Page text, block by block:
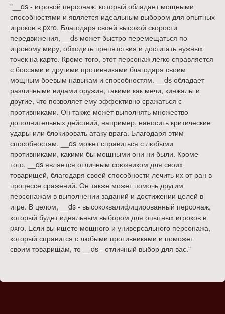
"__ds - игровой персонаж, который обладает мощными
способностями и является идеальным выбором для опытных
игроков в pxro. Благодаря своей высокой скорости
передвижения, __ds может быстро перемещаться по
игровому миру, обходить препятствия и достигать нужных
точек на карте. Кроме того, этот персонаж легко справляется
с боссами и другими противниками благодаря своим
мощным боевым навыкам и способностям. __ds обладает
различными видами оружия, такими как мечи, кинжалы и
другие, что позволяет ему эффективно сражаться с
противниками. Он также может выполнять множество
дополнительных действий, например, наносить критические
удары или блокировать атаку врага. Благодаря этим
способностям, __ds может справиться с любыми
противниками, какими бы мощными они ни были. Кроме
того, __ds является отличным союзником для своих
товарищей, благодаря своей способности лечить их от ран в
процессе сражений. Он также может помочь другим
персонажам в выполнении заданий и достижении целей в
игре. В целом, __ds - высококвалифицированный персонаж,
который будет идеальным выбором для опытных игроков в
pxro. Если вы ищете мощного и универсального персонажа,
который справится с любыми противниками и поможет
своим товарищам, то __ds - отличный выбор для вас."